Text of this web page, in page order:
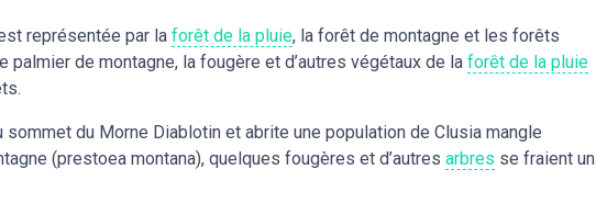
représentée par la forêt de la pluie, la forêt de montagne et les forêts
palmier de montagne, la fougère et d’autres végétaux de la forêt de la pluie
du Morne Diablotin et abrite une population de Clusia mangle
(prestoea montana), quelques fougères et d’autres arbres se fraient un